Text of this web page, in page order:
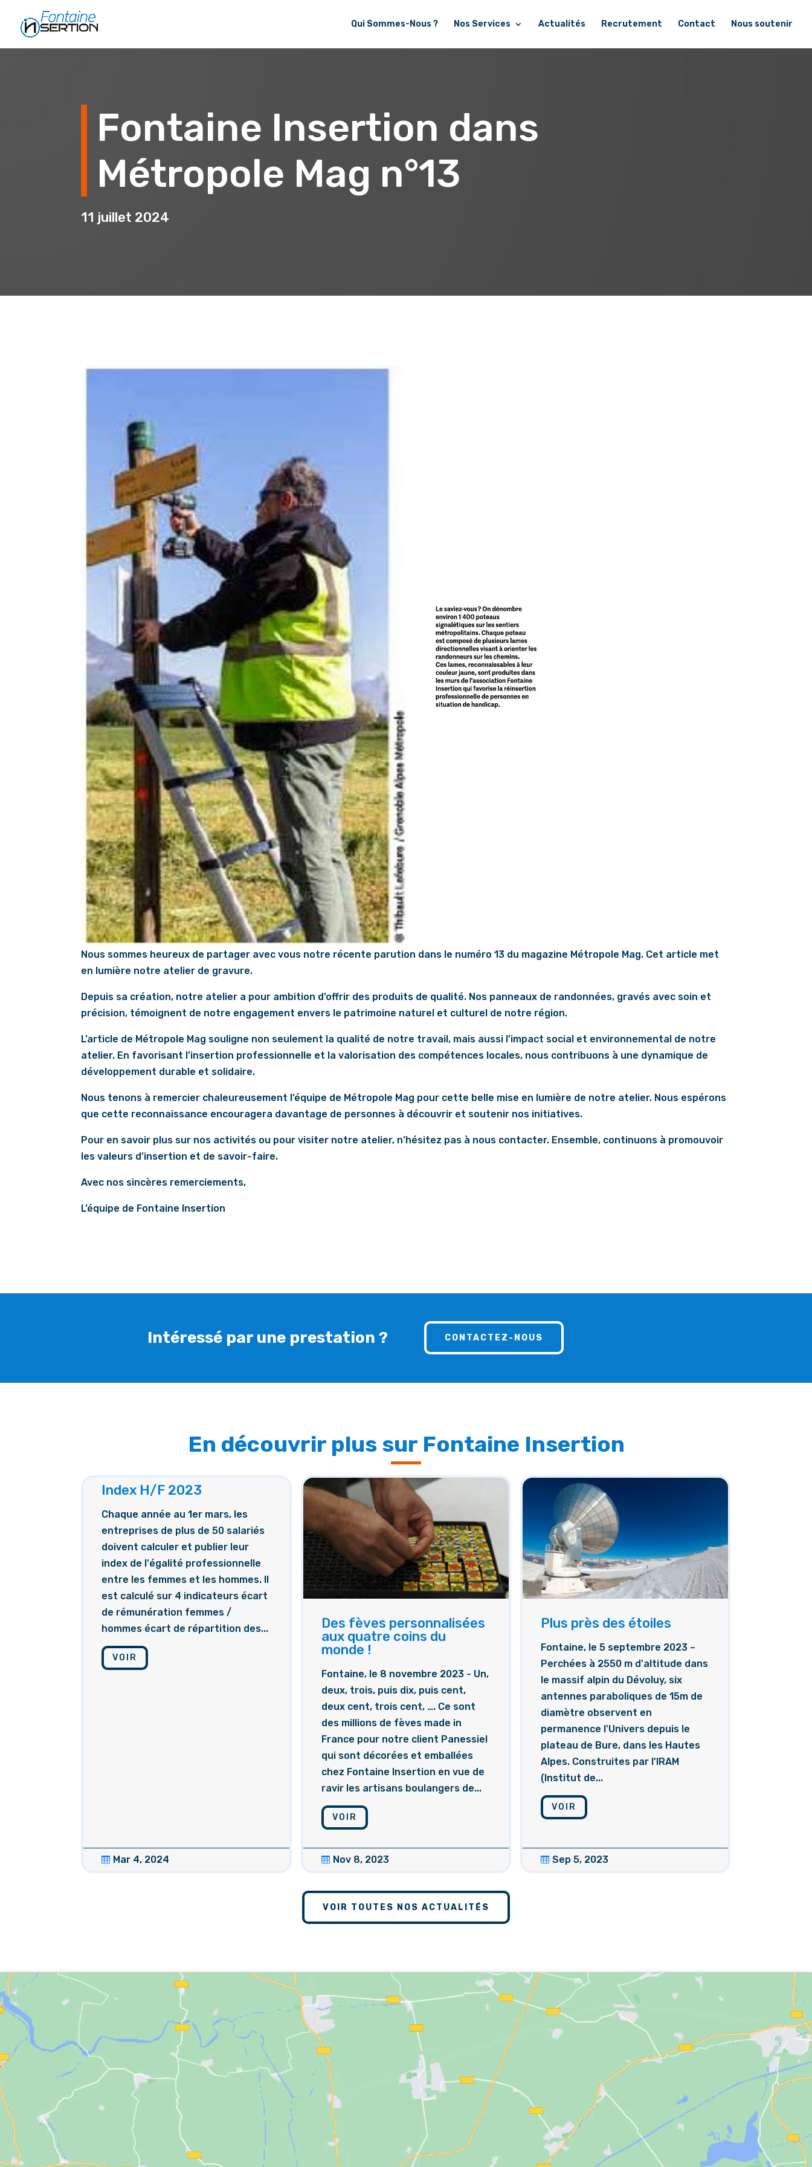
Qui Sommes-Nous ? Nos Services Actualités Recrutement Contact Nous soutenir
Fontaine Insertion dans
Métropole Mag n°13
11 juillet 2024
Nous sommes heureux de partager avec vous notre récente parution dans le numéro 13 du magazine Métropole Mag. Cet article met
en lumière notre atelier de gravure.
Depuis sa création, notre atelier a pour ambition d’offrir des produits de qualité. Nos panneaux de randonnées, gravés avec soin et
précision, témoignent de notre engagement envers le patrimoine naturel et culturel de notre région.
L’article de Métropole Mag souligne non seulement la qualité de notre travail, mais aussi l’impact social et environnemental de notre
atelier. En favorisant l’insertion professionnelle et la valorisation des compétences locales, nous contribuons à une dynamique de
développement durable et solidaire.
Nous tenons à remercier chaleureusement l’équipe de Métropole Mag pour cette belle mise en lumière de notre atelier. Nous espérons
que cette reconnaissance encouragera davantage de personnes à découvrir et soutenir nos initiatives.
Pour en savoir plus sur nos activités ou pour visiter notre atelier, n’hésitez pas à nous contacter. Ensemble, continuons à promouvoir
les valeurs d’insertion et de savoir-faire.
Avec nos sincères remerciements,
L’équipe de Fontaine Insertion
Intéressé par une prestation ? CONTACTEZ-NOUS
En découvrir plus sur Fontaine Insertion
Index H/F 2023
Chaque année au 1er mars, les
entreprises de plus de 50 salariés
doivent calculer et publier leur
index de l'égalité professionnelle
entre les femmes et les hommes. Il
est calculé sur 4 indicateurs écart
de rémunération femmes /
hommes écart de répartition des...
VOIR
 Mar 4, 2024
Des fèves personnalisées
aux quatre coins du
monde !
Fontaine, le 8 novembre 2023 - Un,
deux, trois, puis dix, puis cent,
deux cent, trois cent, …. Ce sont
des millions de fèves made in
France pour notre client Panessiel
qui sont décorées et emballées
chez Fontaine Insertion en vue de
ravir les artisans boulangers de...
VOIR
 Nov 8, 2023
Plus près des étoiles
Fontaine, le 5 septembre 2023 –
Perchées à 2550 m d'altitude dans
le massif alpin du Dévoluy, six
antennes paraboliques de 15m de
diamètre observent en
permanence l'Univers depuis le
plateau de Bure, dans les Hautes
Alpes. Construites par l'IRAM
(Institut de...
VOIR
 Sep 5, 2023
VOIR TOUTES NOS ACTUALITÉS